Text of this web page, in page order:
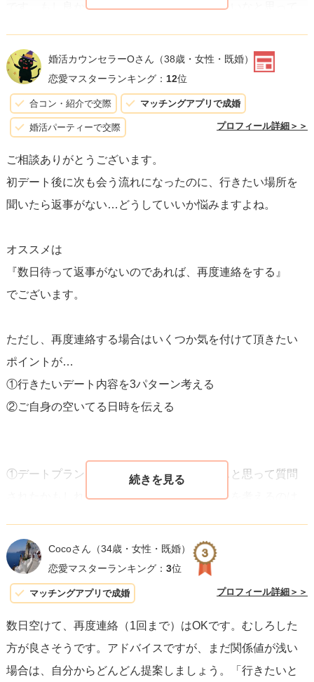
です。もし良かったら、また一緒に出かけたいなと思って
ね」といったメッセージです。このように、もう一度デー
トの提案をしつつ、相手の意見や希望を尊重する姿勢を見
せることで、相手も返信しやすくなるはずです。
重要なのは、相手の立場や気持ちを考えたコミュニケーシ
ョンを取ることです。 催促するような言葉遣いは避け、相
手が快く返信しやすい雰囲気を作りましょう。返信がない
からと言って焦らず、相手に配慮した対応を心がけてくだ
しましょう。あなたの温かく、理解あるアプローチが、次
のデートに繋がる可能性を高めます。
婚活カウンセラーOさん （38歳・女性・既婚）
恋愛マスターランキング： 12位
合コン・紹介で交際 マッチングアプリで成婚
婚活パーティーで交際 プロフィール詳細＞＞
ご相談ありがとうございます。
初デート後に次も会う流れになったのに、行きたい場所を
聞いたら返事がない…どうしていいか悩みますよね。
オススメは
『数日待って返事がないのであれば、再度連絡をする』
でございます。
ただし、再度連絡する場合はいくつか気を付けて頂きたい
ポイントが…
①行きたいデート内容を3パターン考える
②ご自身の空いてる日時を伝える
①デートプランはお相手が行きたい場所に…と思って質問
されたかもしれませんが、実はデートプランを考えるのは
お相手がものすごく前のめりでなければ
「特に行きたい場所も無いし…」
と連絡が滞りやすくなります。
プランを考え提案しましょう。
3つ選択肢を用意し「他に〇〇さんが行きたい場所があれば
そこに行こう」と提案しましょう。
Cocoさん （34歳・女性・既婚）
恋愛マスターランキング： 3位
マッチングアプリで成婚 プロフィール詳細＞＞
数日空けて、再度連絡（1回まで）はOKです。むしろした
方が良さそうです。アドバイスですが、まだ関係値が浅い
場合は、自分からどんどん提案しましょう。「行きたいと